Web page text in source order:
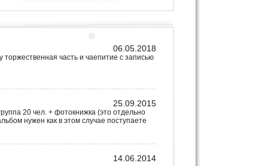
06.05.2018
торжественная часть и чаепитие с записью
25.09.2015
20 чел. + фотокнижка (это отдельно
нужен как в этом случае поступаете
14.06.2014